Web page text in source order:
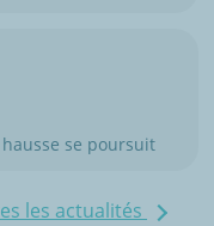
se poursuit
les actualités